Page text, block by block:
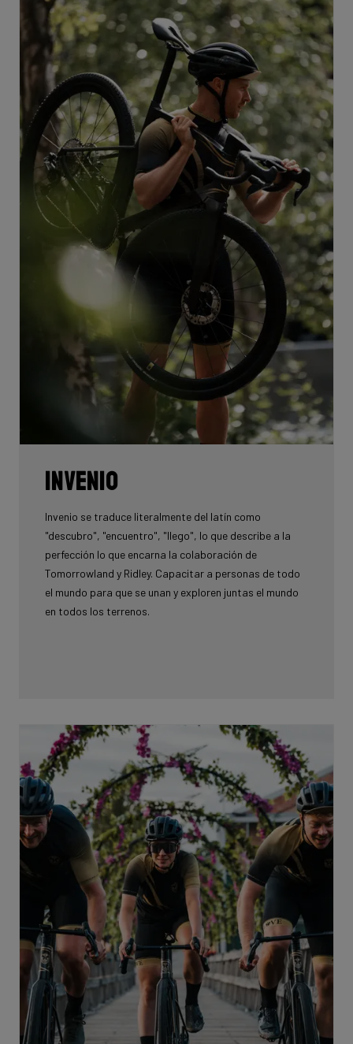
y el viaje sin límites en el universo de Tomorrowland.
Estos profundos valores se entrelazan
armoniosamente con el nombre "Invenio", un
testamento a la pura alegría de la exploración, el arte
del descubrimiento y la magia de un viaje con amigos.
INVENIO
Invenio se traduce literalmente del latín como
"descubro", "encuentro", "llego", lo que describe a la
perfección lo que encarna la colaboración de
Tomorrowland y Ridley. Capacitar a personas de todo
el mundo para que se unan y exploren juntas el mundo
en todos los terrenos.